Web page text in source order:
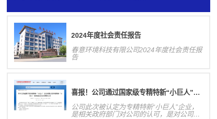
2024年度社会责任报告
春意环境科技有限公司2024年度社会责任报
告
喜报！公司通过国家级专精特新“小巨人”企业认定！
公司此次被认定为专精特新“小巨人”企业，
是相关政府部门对公司的认可，是对公司研